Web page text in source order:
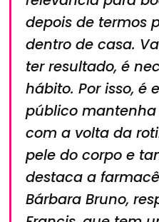
depois de termos
dentro de casa.
ter resultado, é
hábito. Por isso, é
público
com a volta da
pele do corpo e
destaca a
Bárbara Bruno,